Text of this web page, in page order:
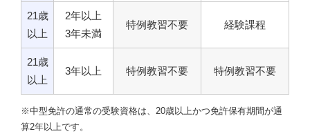
21歳
以上
2年以上
3年未満
特例教習不要 経験課程
21歳
以上
3年以上 特例教習不要 特例教習不要
※中型免許の通常の受験資格は、20歳以上かつ免許保有期間が通
算2年以上です。